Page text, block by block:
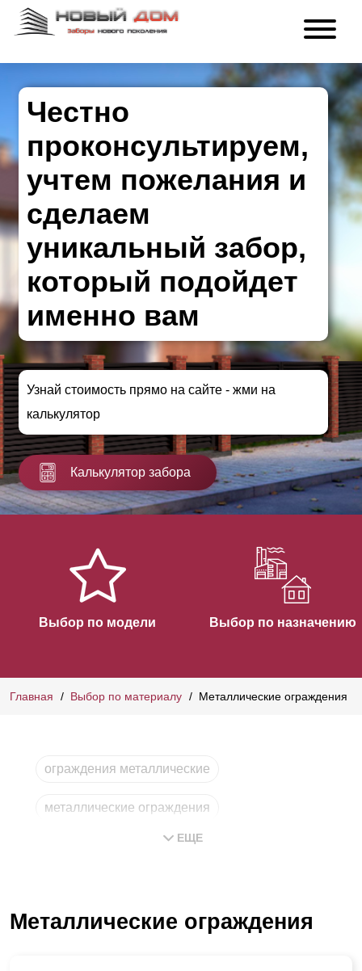
Честно
проконсультируем,
учтем пожелания и
сделаем
уникальный забор,
который подойдет
именно вам
Узнай стоимость прямо на сайте - жми на
калькулятор
Калькулятор забора
Выбор по модели Выбор по назначению
Главная Выбор по материалу Металлические ограждения
ограждения металлические
металлические ограждения
ограждение металлическое
изготовление металлических
ЕЩЕ
Металлические ограждения